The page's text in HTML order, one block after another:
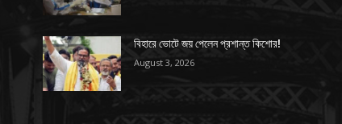
বিহারে ভোটে জয় পেলেন প্রশান্ত কিশোর!
August 3, 2026